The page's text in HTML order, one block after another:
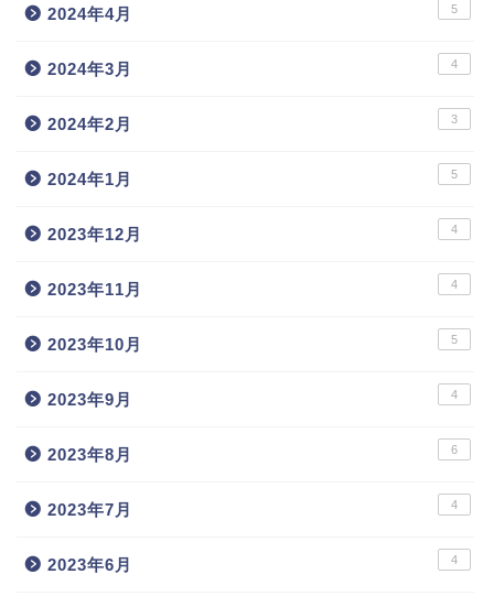
2024年4月 5
2024年3月 4
2024年2月 3
2024年1月 5
2023年12月 4
2023年11月 4
2023年10月 5
2023年9月 4
2023年8月 6
2023年7月 4
2023年6月 4